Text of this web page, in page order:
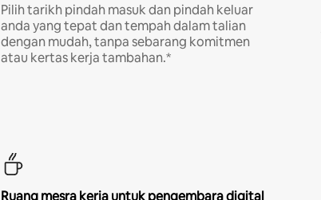
Pilih tarikh pindah masuk dan pindah keluar
anda yang tepat dan tempah dalam talian
dengan mudah, tanpa sebarang komitmen
atau kertas kerja tambahan.*
Ruang mesra kerja untuk pengembara digital